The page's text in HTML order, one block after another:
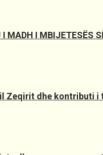
I MADH I MBIJETESËS
Zeqirit dhe kontributi